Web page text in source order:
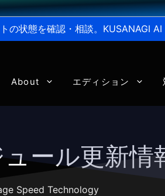
の状態を確認・相談。KUSANAGI
About エディション
ール更新情
Speed Technology